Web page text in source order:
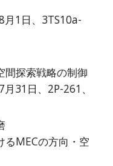
月1日、3TS10a-
間探索戦略の制御
31日、2P-261、
るMECの方向・空